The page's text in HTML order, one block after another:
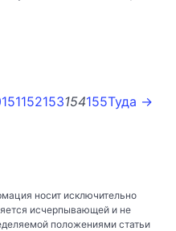
151152153154155Туда →
носит исключительно
исчерпывающей и не
положениями статьи